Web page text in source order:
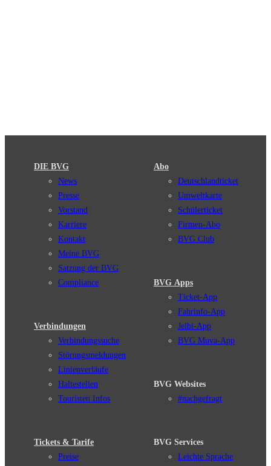
DIE BVG
News
Presse
Vorstand
Karriere
Kontakt
Meine BVG
Satzung der BVG
Compliance
Verbindungen
Verbindungssuche
Störungsmeldungen
Linienverläufe
Haltestellen
Touristen Infos
Tickets & Tarife
Preise
Abo
Deutschlandticket
Umweltkarte
Schülerticket
Firmen-Abo
BVG Club
BVG Apps
Ticket-App
Fahrinfo-App
Jelbi-App
BVG Muva-App
BVG Websites
#nachgefragt
BVG Services
Leichte Sprache